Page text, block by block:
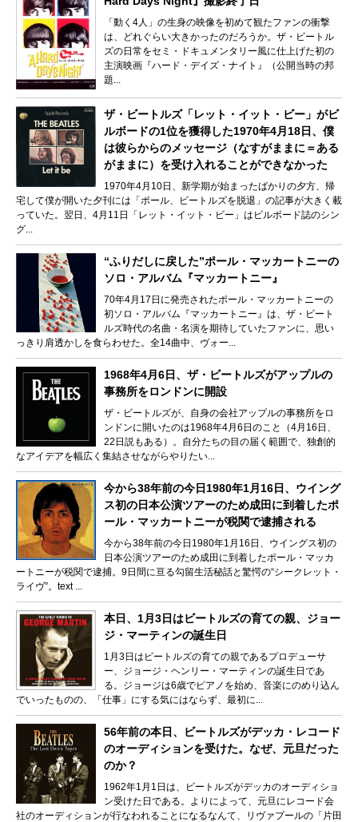
「動く4人」の生身の映像を初めて観たファンの衝撃
は、どれぐらい大きかったのだろうか。ザ・ビートル
ズの日常をセミ・ドキュメンタリー風に仕上げた初の
主演映画『ハード・デイズ・ナイト』（公開当時の邦
題...
ザ・ビートルズ「レット・イット・ビー」がビ
ルボードの1位を獲得した1970年4月18日、僕
は彼らからのメッセージ（なすがままに＝ある
がままに）を受け入れることができなかった
1970年4月10日、新学期が始まったばかりの夕方、帰
宅して僕が開いた夕刊には「ポール、ビートルズを脱退」の記事が大きく載
っていた。翌日、4月11日「レット・イット・ビー」はビルボード誌のシン
グ...
“ふりだしに戻した”ポール・マッカートニーの
ソロ・アルバム『マッカートニー』
70年4月17日に発売されたポール・マッカートニーの
初ソロ・アルバム『マッカートニー』は、ザ・ビート
ルズ時代の名曲・名演を期待していたファンに、思い
っきり肩透かしを食らわせた。全14曲中、ヴォー...
1968年4月6日、ザ・ビートルズがアップルの
事務所をロンドンに開設
ザ・ビートルズが、自身の会社アップルの事務所をロ
ンドンに開いたのは1968年4月6日のこと（4月16日、
22日説もある）。自分たちの目の届く範囲で、独創的
なアイデアを幅広く集結させながらやりたい...
今から38年前の今日1980年1月16日、ウイング
ス初の日本公演ツアーのため成田に到着したポ
ール・マッカートニーが税関で逮捕される
今から38年前の今日1980年1月16日、ウイングス初の
日本公演ツアーのため成田に到着したポール・マッカ
ートニーが税関で逮捕。9日間に亘る勾留生活秘話と驚愕の“シークレット・
ライヴ”。text ...
本日、1月3日はビートルズの育ての親、ジョー
ジ・マーティンの誕生日
1月3日はビートルズの育ての親であるプロデューサ
ー、ジョージ・ヘンリー・マーティンの誕生日であ
る。ジョージは6歳でピアノを始め、音楽にのめり込ん
でいったものの、「仕事」にする気にはならず、最初に...
56年前の本日、ビートルズがデッカ・レコード
のオーディションを受けた。なぜ、元旦だった
のか？
1962年1月1日は、ビートルズがデッカのオーディショ
ン受けた日である。よりによって、元旦にレコード会
社のオーディションが行なわれることになるなんて、リヴァプールの「片田